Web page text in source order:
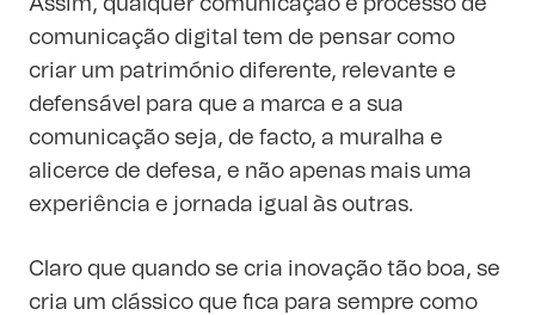
Assim, qualquer comunicação e processo de
comunicação digital tem de pensar como
criar um património diferente, relevante e
defensável para que a marca e a sua
comunicação seja, de facto, a muralha e
alicerce de defesa, e não apenas mais uma
experiência e jornada igual às outras.
Claro que quando se cria inovação tão boa, se
cria um clássico que fica para sempre como